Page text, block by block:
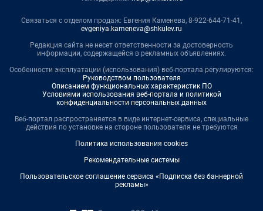
Связаться с отделом продаж: Евгения Каменева, 8-922-644-71-41,
evgeniya.kameneva@shkulev.ru
Редакция сайта не несет ответственности за достоверность
информации, содержащейся в рекламных объявлениях.
Особенности эксплуатации (использования) веб-портала регулируются:
Руководством пользователя
Описанием функциональных характеристик ПО
Условиями использования веб-портала и политикой
конфиденциальности персональных данных
Веб-портал распространяется в виде интернет-сервиса, специальные
действия по установке на стороне пользователя не требуются
Политика использования cookies
Рекомендательные системы
Пользовательское соглашение сервиса «Подписка без баннерной
рекламы»